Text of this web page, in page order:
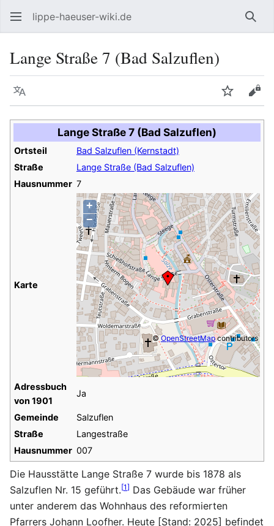
lippe-haeuser-wiki.de
Lange Straße 7 (Bad Salzuflen)
Sprache
Lange Straße 7 (Bad Salzuflen)
Ortsteil
Bad Salzuflen (Kernstadt)
Straße
Lange Straße (Bad Salzuflen)
Hausnummer 7
Karte
+
−
©OpenStreetMapcontributors
Adressbuch
von 1901
Ja
Gemeinde
Salzuflen
Straße
Langestraße
Hausnummer 007
Die Hausstätte Lange Straße 7 wurde bis 1878 als
Salzuflen Nr. 15 geführt.[1] Das Gebäude war früher
unter anderem das Wohnhaus des reformierten
Pfarrers Johann Loofher. Heute [Stand: 2025] befindet